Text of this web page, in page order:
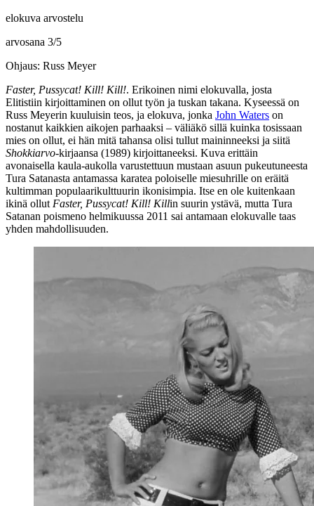
elokuva arvostelu
arvosana 3/5
Ohjaus: Russ Meyer
Faster, Pussycat! Kill! Kill!. Erikoinen nimi elokuvalla, josta
Elitistiin kirjoittaminen on ollut työn ja tuskan takana. Kyseessä on
Russ Meyerin kuuluisin teos, ja elokuva, jonka John Waters on
nostanut kaikkien aikojen parhaaksi – väliäkö sillä kuinka tosissaan
mies on ollut, ei hän mitä tahansa olisi tullut maininneeksi ja siitä
Shokkiarvo-kirjaansa (1989) kirjoittaneeksi. Kuva erittäin
avonaisella kaula-aukolla varustettuun mustaan asuun pukeutuneesta
Tura Satanasta antamassa karatea poloiselle miesuhrille on eräitä
kultimman populaarikulttuurin ikonisimpia. Itse en ole kuitenkaan
ikinä ollut Faster, Pussycat! Kill! Killin suurin ystävä, mutta Tura
Satanan poismeno helmikuussa 2011 sai antamaan elokuvalle taas
yhden mahdollisuuden.